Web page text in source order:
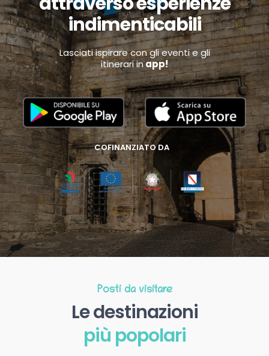
indimenticabili
Lasciati ispirare con gli eventi e gli
itinerari inapp!
COFINANZIATO DA
Posti da visitare
Le destinazioni
più popolari